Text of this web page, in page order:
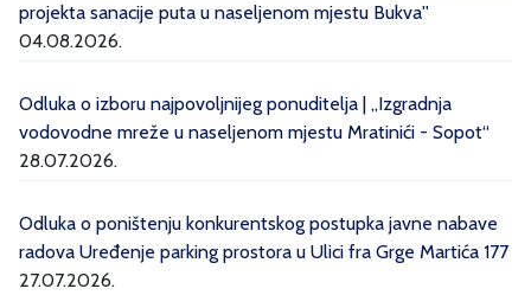
projekta sanacije puta u naseljenom mjestu Bukva''
04.08.2026.
Odluka o izboru najpovoljnijeg ponuditelja | „Izgradnja
vodovodne mreže u naseljenom mjestu Mratinići - Sopot“
28.07.2026.
Odluka o poništenju konkurentskog postupka javne nabave
radova Uređenje parking prostora u Ulici fra Grge Martića 177
27.07.2026.